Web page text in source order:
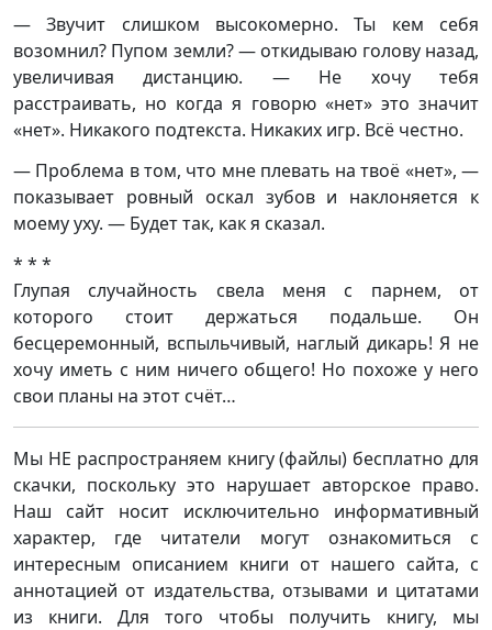
— Звучит слишком высокомерно. Ты кем себя
возомнил? Пупом земли? — откидываю голову назад,
увеличивая дистанцию. — Не хочу тебя
расстраивать, но когда я говорю «нет» это значит
«нет». Никакого подтекста. Никаких игр. Всё честно.
— Проблема в том, что мне плевать на твоё «нет», —
показывает ровный оскал зубов и наклоняется к
моему уху. — Будет так, как я сказал.
* * *
Глупая случайность свела меня с парнем, от
которого стоит держаться подальше. Он
бесцеремонный, вспыльчивый, наглый дикарь! Я не
хочу иметь с ним ничего общего! Но похоже у него
свои планы на этот счёт…
Мы НЕ распространяем книгу (файлы) бесплатно для
скачки, поскольку это нарушает авторское право.
Наш сайт носит исключительно информативный
характер, где читатели могут ознакомиться с
интересным описанием книги от нашего сайта, с
аннотацией от издательства, отзывами и цитатами
из книги. Для того чтобы получить книгу, мы